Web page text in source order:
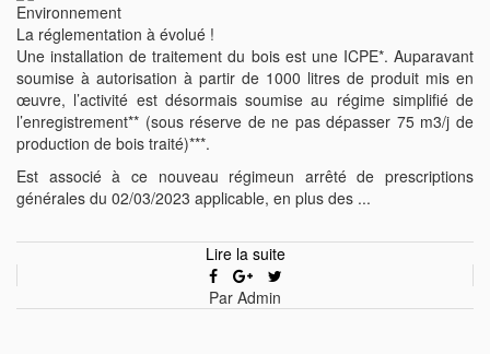
Environnement
La réglementation à évolué !
Une installation de traitement du bois est une ICPE*. Auparavant
soumise à autorisation à partir de 1000 litres de produit mis en
œuvre, l’activité est désormais soumise au régime simplifié de
l’enregistrement** (sous réserve de ne pas dépasser 75 m3/j de
production de bois traité)***.
Est associé à ce nouveau régimeun arrêté de prescriptions
générales du 02/03/2023 applicable, en plus des ...
Lire la suite
Par Admin